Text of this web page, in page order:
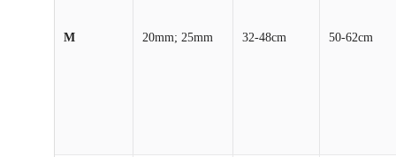
M 20mm; 25mm 32-48cm 50-62cm